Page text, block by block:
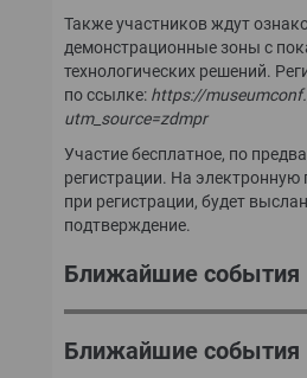
Также участников ждут
демонстрационные зоны с
технологических решений.
по ссылке: https://
utm_source=zdmpr
Участие бесплатное, по
регистрации. На электронную
при регистрации, будет
подтверждение.
Ближайшие события
Ближайшие события